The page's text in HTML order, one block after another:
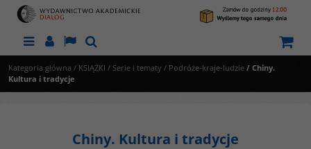
MenuPanelLangSzukaj
Kategoria główna / KSIĄŻKI / Serie i tematy / Podróże-kraje-ludzie / Chiny.
Kultura i tradycje
Chiny. Kultura i tradycje